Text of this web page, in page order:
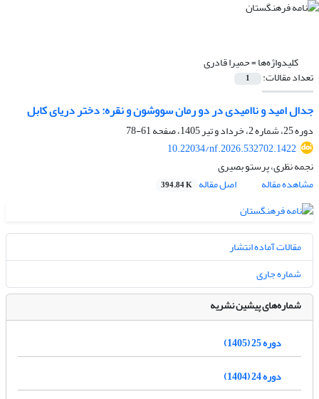
کلیدواژه‌ها =حمیرا قادری
تعداد مقالات: 1
جدال امید و ناامیدی در دو رمان سووشون و نقره: دختر دریای کابل
دوره 25، شماره 2، خرداد و تیر 1405، صفحه
61-78
10.22034/nf.2026.532702.1422
نجمه نظری، پرستو بصیری
مشاهده مقاله
اصل مقاله 394.84 K
مقالات آماده انتشار
شماره جاری
شماره‌های پیشین نشریه
دوره 25 (1405)
دوره 24 (1404)